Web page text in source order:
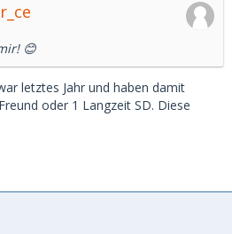
😊
letztes Jahr und haben damit
oder 1 Langzeit SD. Diese